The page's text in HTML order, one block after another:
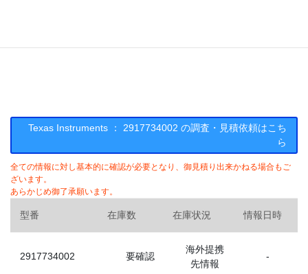
Texas Instruments ： 2917734002 の調査・見積依頼はこち
ら
全ての情報に対し基本的に確認が必要となり、御見積り出来かねる場合もご
ざいます。
あらかじめ御了承願います。
型番 在庫数 在庫状況 情報日時
2917734002 要確認
海外提携
先情報
-